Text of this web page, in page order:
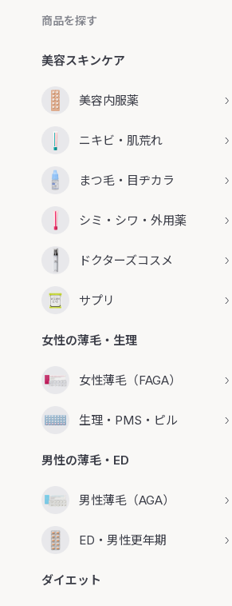
商品を探す
美容スキンケア
美容内服薬
ニキビ・肌荒れ
まつ毛・目ヂカラ
シミ・シワ・外用薬
ドクターズコスメ
サプリ
女性の薄毛・生理
女性薄毛（FAGA）
生理・PMS・ピル
男性の薄毛・ED
男性薄毛（AGA）
ED・男性更年期
ダイエット